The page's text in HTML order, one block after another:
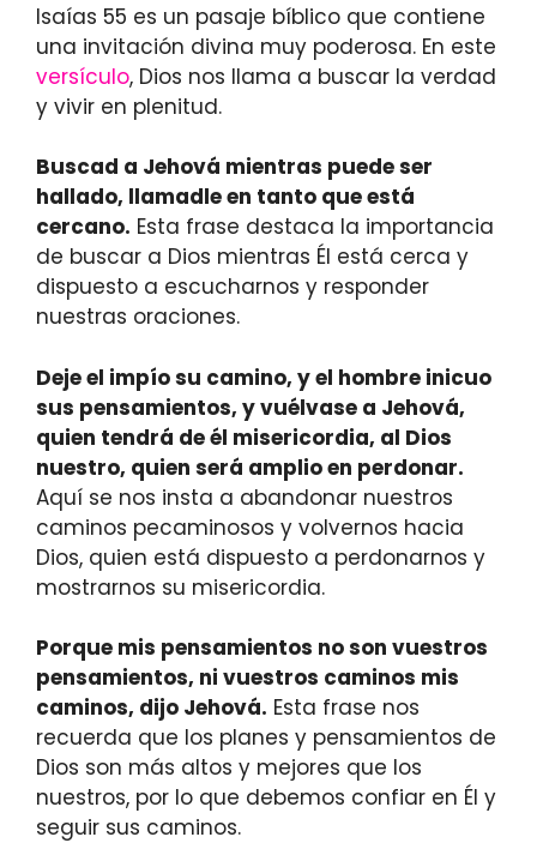
Isaías 55 es un pasaje bíblico que contiene
una invitación divina muy poderosa. En este
versículo, Dios nos llama a buscar la verdad
y vivir en plenitud.
Buscad a Jehová mientras puede ser
hallado, llamadle en tanto que está
cercano. Esta frase destaca la importancia
de buscar a Dios mientras Él está cerca y
dispuesto a escucharnos y responder
nuestras oraciones.
Deje el impío su camino, y el hombre inicuo
sus pensamientos, y vuélvase a Jehová,
quien tendrá de él misericordia, al Dios
nuestro, quien será amplio en perdonar.
Aquí se nos insta a abandonar nuestros
caminos pecaminosos y volvernos hacia
Dios, quien está dispuesto a perdonarnos y
mostrarnos su misericordia.
Porque mis pensamientos no son vuestros
pensamientos, ni vuestros caminos mis
caminos, dijo Jehová. Esta frase nos
recuerda que los planes y pensamientos de
Dios son más altos y mejores que los
nuestros, por lo que debemos confiar en Él y
seguir sus caminos.